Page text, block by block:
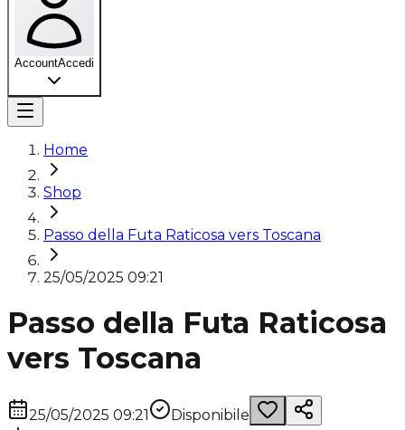
AccountAccedi
Home
Shop
Passo della Futa Raticosa vers Toscana
25/05/2025 09:21
Passo della Futa Raticosa
vers Toscana
25/05/2025 09:21
Disponibile